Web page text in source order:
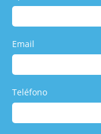
Email
Teléfono